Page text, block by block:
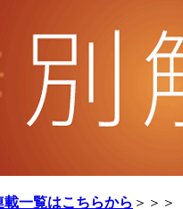
載一覧はこちらから ＞＞＞